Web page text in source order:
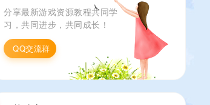
细搭建教程
分享最新游戏资源教程共同学
习，共同进步，共同成长！
QQ交流群